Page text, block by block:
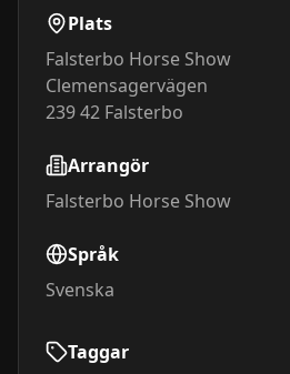
Plats
Falsterbo Horse Show
Clemensagervägen
239 42 Falsterbo
Arrangör
Falsterbo Horse Show
Språk
Svenska
Taggar